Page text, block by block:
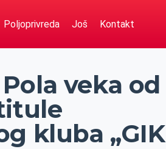
Poljoprivreda Još Kontakt
veka od
kluba „GIK